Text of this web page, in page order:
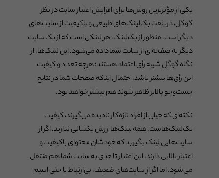
یکی از مؤثرترین روش‌ها برای افزایش اعتبار سایت در نظر
گوگل، دریافت بک‌لینک‌های طبیعی و باکیفیت از سایت‌های
دیگر است. منظور از بک‌لینک، هر لینکی است که از یک سایت
دیگر به صفحه‌ای از سایت شما داده می‌شود. این لینک‌ها، از
نگاه گوگل شبیه رأی اعتماد هستند؛ هرچه تعداد و کیفیت
این رأی‌ها بیشتر باشد، احتمال اینکه صفحات شما در نتایج
جست‌وجو بالاتر ظاهر شوند هم بیشتر خواهد بود.
نکته‌ای که خیلی از افراد تازه‌کار نادیده می‌گیرند، کیفیت
بک‌لینک‌هاست. همه لینک‌ها ارزش یکسانی ندارند. اگر از
سایت‌هایی لینک بگیرید که خودشان محتوای باکیفیت و
اعتبار بالایی دارند، این اعتبار تا حدی به سایت شما هم منتقل
می‌شود. اما اگر از سایت‌های ضعیف، بی‌ارتباط یا حتی اسپم